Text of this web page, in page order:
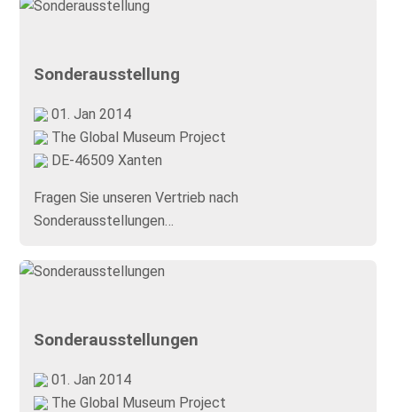
Sonderausstellung
01. Jan 2014
The Global Museum Project
DE-46509 Xanten
Fragen Sie unseren Vertrieb nach
Sonderausstellungen…
Sonderausstellungen
01. Jan 2014
The Global Museum Project